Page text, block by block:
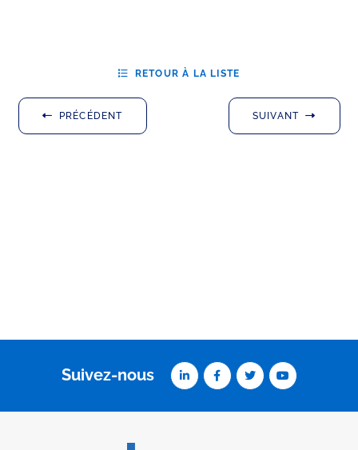
PRÉCÉDENT
RETOUR À LA LISTE
SUIVANT
Suivez-nous